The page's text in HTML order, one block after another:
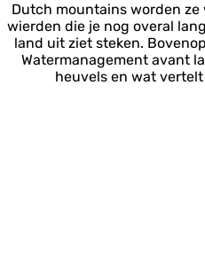
Dutch mountains worden ze
wierden die je nog overal
land uit ziet steken.
Watermanagement avant
heuvels en wat